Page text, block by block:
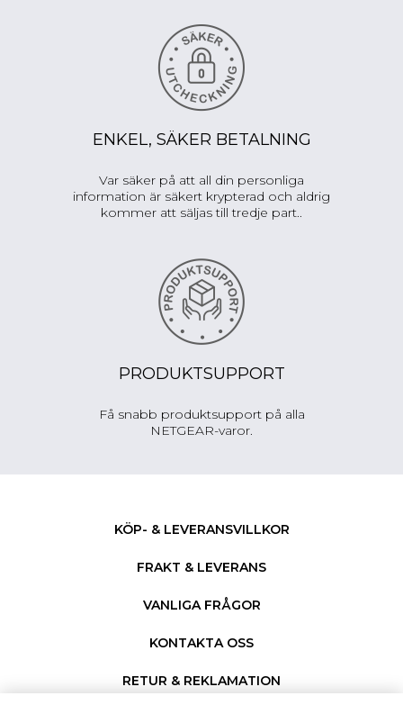
ENKEL, SÄKER BETALNING
Var säker på att all din personliga
information är säkert krypterad och aldrig
kommer att säljas till tredje part..
PRODUKTSUPPORT
Få snabb produktsupport på alla
NETGEAR-varor.
KÖP- & LEVERANSVILLKOR
FRAKT & LEVERANS
VANLIGA FRÅGOR
KONTAKTA OSS
RETUR & REKLAMATION